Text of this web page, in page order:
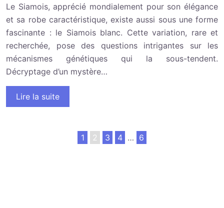
Le Siamois, apprécié mondialement pour son élégance
et sa robe caractéristique, existe aussi sous une forme
fascinante : le Siamois blanc. Cette variation, rare et
recherchée, pose des questions intrigantes sur les
mécanismes génétiques qui la sous-tendent.
Décryptage d’un mystère…
Lire la suite
1 2 3 4 … 6